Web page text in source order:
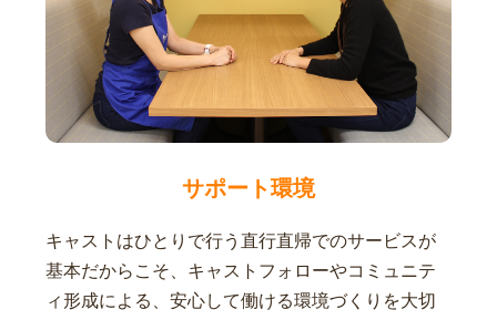
サポート環境
キャストはひとりで行う直行直帰でのサービスが
基本だからこそ、キャストフォローやコミュニテ
ィ形成による、安心して働ける環境づくりを大切